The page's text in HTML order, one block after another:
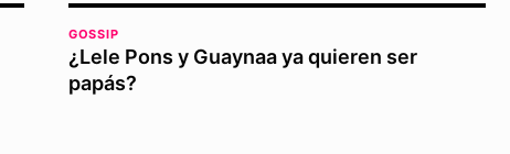
GOSSIP
¿Lele Pons y Guaynaa ya quieren ser
papás?